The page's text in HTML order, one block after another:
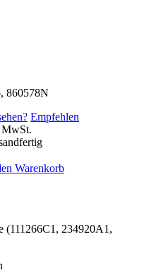
860578N
Empfehlen
Warenkorb
(111266C1, 234920A1,